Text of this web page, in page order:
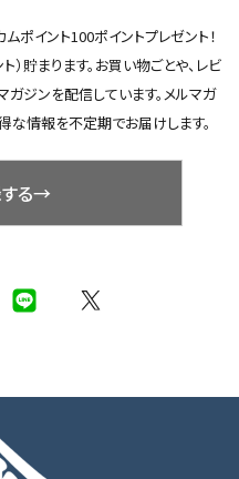
ポイント100ポイントプレゼント！
貯まります。お買い物ごとや、レビ
ガジンを配信しています。メルマガ
情報を不定期でお届けします。
る→